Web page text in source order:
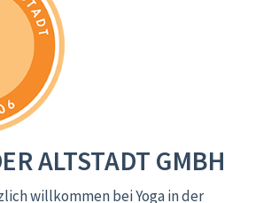
ALTSTADT GMBH
willkommen bei Yoga in der